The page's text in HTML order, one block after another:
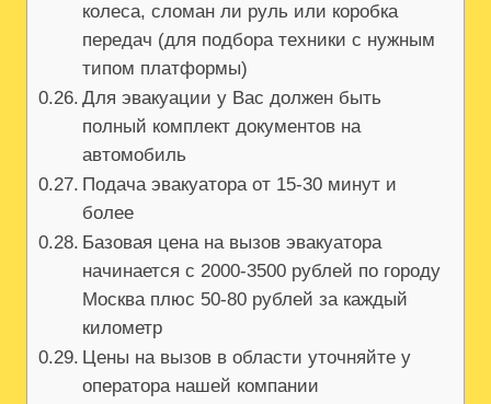
колеса, сломан ли руль или коробка
передач (для подбора техники с нужным
типом платформы)
Для эвакуации у Вас должен быть
полный комплект документов на
автомобиль
Подача эвакуатора от 15-30 минут и
более
Базовая цена на вызов эвакуатора
начинается с 2000-3500 рублей по городу
Москва плюс 50-80 рублей за каждый
километр
Цены на вызов в области уточняйте у
оператора нашей компании